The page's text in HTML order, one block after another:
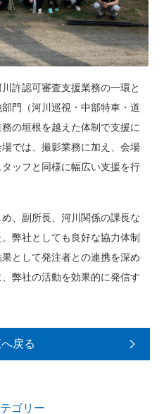
許認可審査支援業務の一環と
門（河川巡視・中部特車・道
の垣根を越えた体制で支援に
では、撮影業務に加え、会場
ッフと同様に幅広い支援を行
、副所長、河川関係の課長な
弊社としても良好な協力体制
として発注者との連携を深め
弊社の活動を効果的に発信す
戻る
ゴリー